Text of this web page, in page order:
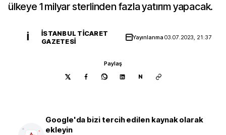
ülkeye 1 milyar sterlinden fazla yatırım yapacak.
İ
İSTANBUL TICARET
GAZETESI
Yayınlanma03.07.2023, 21:37
Paylaş
N
Google'da bizi tercih edilen kaynak olarak
ekleyin